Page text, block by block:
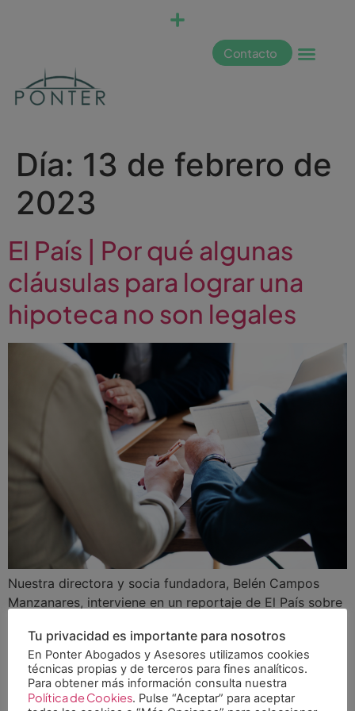
Contacto
Día: 13 de febrero de
2023
El País | Por qué algunas
cláusulas para lograr una
hipoteca no son legales
Nuestra directora y socia fundadora, Belén Campos
Manzanares, interviene en un reportaje de El País sobre
hipotecas. En los últimos meses, ha habido sentencias
favorables a consumidores que habían contratado
seguros vinculados a préstamos, como condición
obligatoria para que se los concedieran. Tal y como
Tu privacidad es importante para nosotros
En Ponter Abogados y Asesores utilizamos cookies
técnicas propias y de terceros para fines analíticos.
Para obtener más información consulta nuestra
Política de Cookies. Pulse “Aceptar” para aceptar